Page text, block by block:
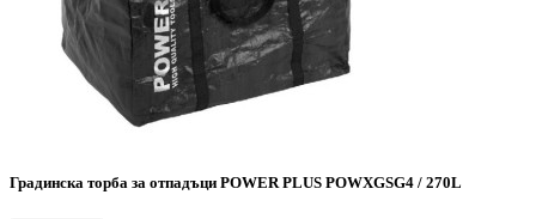
Градинска торба за отпадъци POWER PLUS POWXGSG4 / 270L